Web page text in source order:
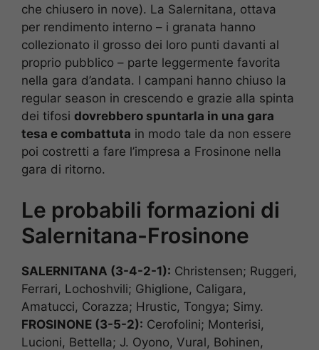
che chiusero in nove). La Salernitana, ottava
per rendimento interno – i granata hanno
collezionato il grosso dei loro punti davanti al
proprio pubblico – parte leggermente favorita
nella gara d’andata. I campani hanno chiuso la
regular season in crescendo e grazie alla spinta
dei tifosi dovrebbero spuntarla in una gara
tesa e combattuta in modo tale da non essere
poi costretti a fare l’impresa a Frosinone nella
gara di ritorno.
Le probabili formazioni di
Salernitana-Frosinone
SALERNITANA (3-4-2-1): Christensen; Ruggeri,
Ferrari, Lochoshvili; Ghiglione, Caligara,
Amatucci, Corazza; Hrustic, Tongya; Simy.
FROSINONE (3-5-2): Cerofolini; Monterisi,
Lucioni, Bettella; J. Oyono, Vural, Bohinen,